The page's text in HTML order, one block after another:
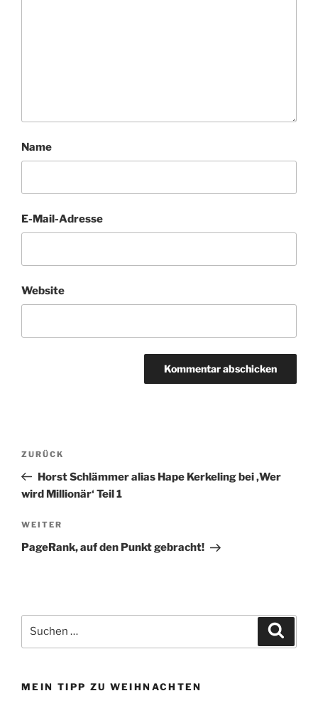
Name
E-Mail-Adresse
Website
Beitragsnavigation
Vorheriger
Beitrag
ZURÜCK
Horst Schlämmer alias Hape Kerkeling bei ‚Wer
wird Millionär‘ Teil 1
Nächster
Beitrag
WEITER
PageRank, auf den Punkt gebracht!
nach:
MEIN TIPP ZU WEIHNACHTEN